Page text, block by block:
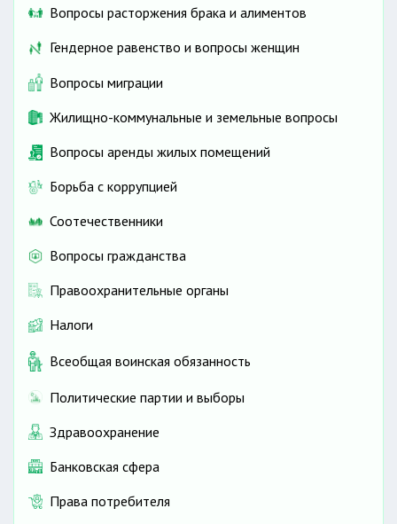
Вопросы расторжения брака и алиментов
Гендерное равенство и вопросы женщин
Вопросы миграции
Жилищно-коммунальные и земельные вопросы
Вопросы аренды жилых помещений
Борьба с коррупцией
Соотечественники
Вопросы гражданства
Правоохранительные органы
Налоги
Всеобщая воинская обязанность
Политические партии и выборы
Здравоохранение
Банковская сфера
Права потребителя